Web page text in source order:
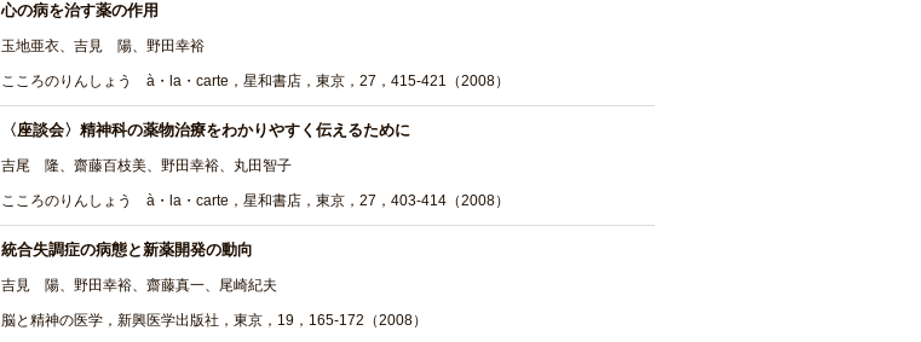
心の病を治す薬の作用
玉地亜衣、吉見 陽、野田幸裕
こころのりんしょう à・la・carte，星和書店，東京，27，415-421（2008）
〈座談会〉精神科の薬物治療をわかりやすく伝えるために
吉尾 隆、齋藤百枝美、野田幸裕、丸田智子
こころのりんしょう à・la・carte，星和書店，東京，27，403-414（2008）
統合失調症の病態と新薬開発の動向
吉見 陽、野田幸裕、齋藤真一、尾崎紀夫
脳と精神の医学，新興医学出版社，東京，19，165-172（2008）